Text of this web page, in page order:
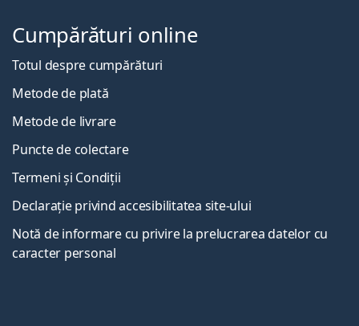
Cumpărături online
Totul despre cumpărături
Metode de plată
Metode de livrare
Puncte de colectare
Termeni și Condiții
Declarație privind accesibilitatea site-ului
Notă de informare cu privire la prelucrarea datelor cu
caracter personal